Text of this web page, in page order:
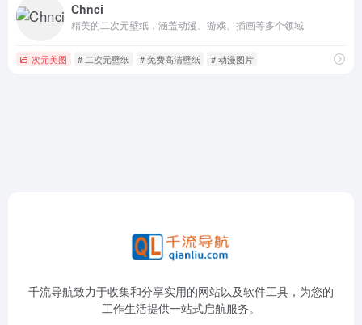
Chnci
精美的二次元壁纸，涵盖动漫、游戏、插画等多个领域
次元美图 # 二次元壁纸 # 免费高清壁纸 # 动漫图片
千流导航致力于收集和分享实用的网站以及软件工具，为您的
工作生活提供一站式启航服务。